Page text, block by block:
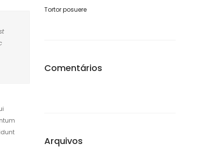
Tortor posuere
Comentários
Arquivos